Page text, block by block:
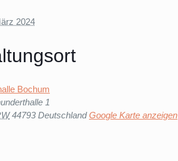
2024
Bochum
1
44793 Deutschland Google Karte anzeigen